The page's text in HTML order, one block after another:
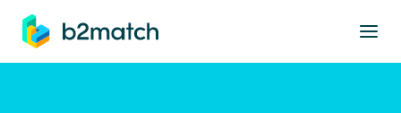
springen